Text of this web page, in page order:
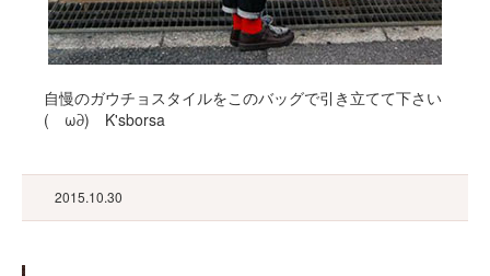
自慢のガウチョスタイルをこのバッグで引き立てて下さい
(ゝω∂) K'sborsa
2015.10.30